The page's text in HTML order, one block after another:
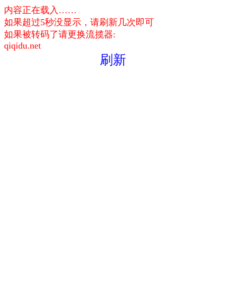
内容正在载入……
如果超过5秒没显示，请刷新几次即可
如果被转码了请更换流揽器:
qiqidu.net
刷新